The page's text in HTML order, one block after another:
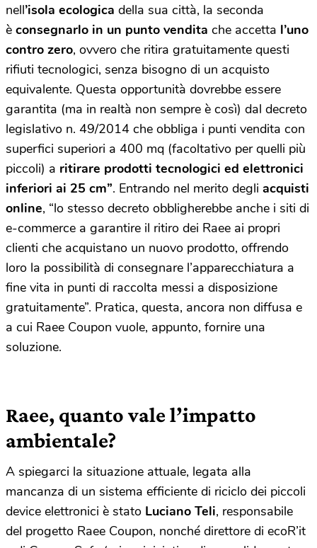
nell’isola ecologica della sua città, la seconda
è consegnarlo in un punto vendita che accetta l’uno
contro zero, ovvero che ritira gratuitamente questi
rifiuti tecnologici, senza bisogno di un acquisto
equivalente. Questa opportunità dovrebbe essere
garantita (ma in realtà non sempre è così) dal decreto
legislativo n. 49/2014 che obbliga i punti vendita con
superfici superiori a 400 mq (facoltativo per quelli più
piccoli) a ritirare prodotti tecnologici ed elettronici
inferiori ai 25 cm”. Entrando nel merito degli acquisti
online, “lo stesso decreto obbligherebbe anche i siti di
e-commerce a garantire il ritiro dei Raee ai propri
clienti che acquistano un nuovo prodotto, offrendo
loro la possibilità di consegnare l’apparecchiatura a
fine vita in punti di raccolta messi a disposizione
gratuitamente”. Pratica, questa, ancora non diffusa e
a cui Raee Coupon vuole, appunto, fornire una
soluzione.
Raee, quanto vale l’impatto
ambientale?
A spiegarci la situazione attuale, legata alla
mancanza di un sistema efficiente di riciclo dei piccoli
device elettronici è stato Luciano Teli, responsabile
del progetto Raee Coupon, nonché direttore di ecoR’it